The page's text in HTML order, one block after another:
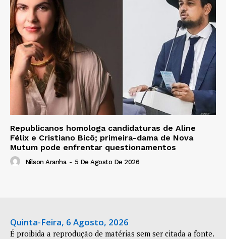
Republicanos homologa candidaturas de Aline
Félix e Cristiano Bicô; primeira-dama de Nova
Mutum pode enfrentar questionamentos
Nilson Aranha - 5 De Agosto De 2026
Quinta-Feira, 6 Agosto, 2026
É proibida a reprodução de matérias sem ser citada a fonte.